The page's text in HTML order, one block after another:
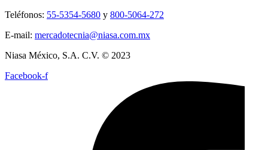
Teléfonos: 55-5354-5680 y 800-5064-272
E-mail: mercadotecnia@niasa.com.mx
Niasa México, S.A. C.V. © 2023
Facebook-f